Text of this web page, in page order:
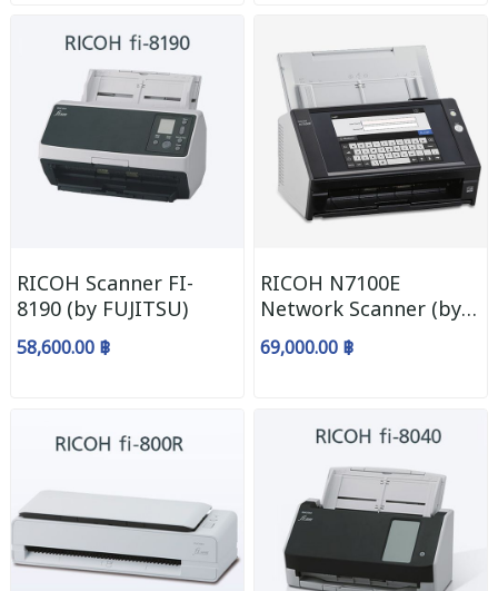
RICOH Scanner FI-
8190 (by FUJITSU)
58,600.00 ฿
RICOH N7100E
Network Scanner (by
FUJITSU)
69,000.00 ฿